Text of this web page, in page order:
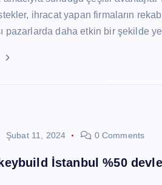
ihracat yapan firmaların
pazarlarda daha etkin bir şekilde
Şubat 11, 2024 0 Comments
İstanbul %50